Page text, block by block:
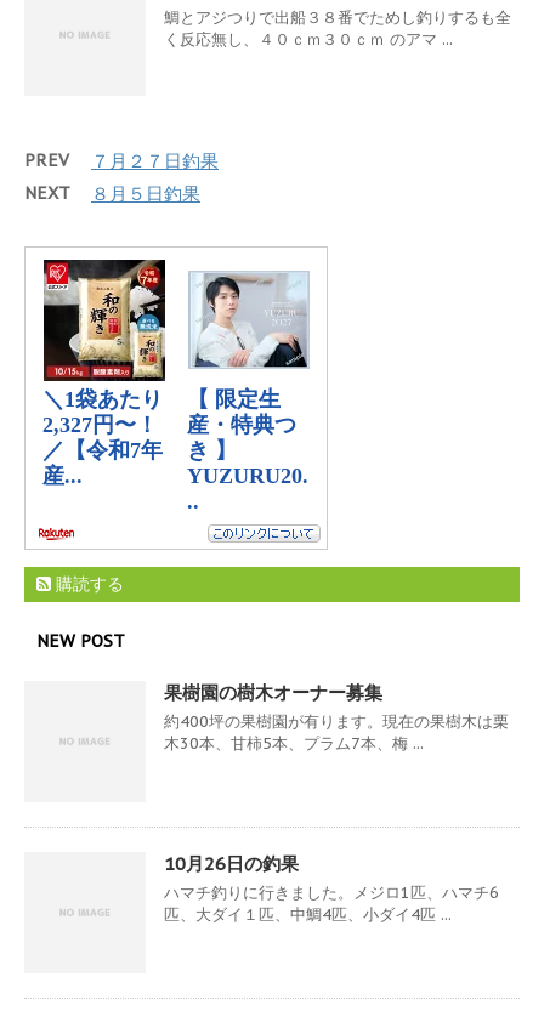
鯛とアジつりで出船３８番でためし釣りするも全
く反応無し、４０ｃｍ３０ｃｍ のアマ ...
PREV ７月２７日釣果
NEXT ８月５日釣果
購読する
NEW POST
果樹園の樹木オーナー募集
約400坪の果樹園が有ります。現在の果樹木は栗
木30本、甘柿5本、プラム7本、梅 ...
10月26日の釣果
ハマチ釣りに行きました。メジロ1匹、ハマチ6
匹、大ダイ１匹、中鯛4匹、小ダイ4匹 ...